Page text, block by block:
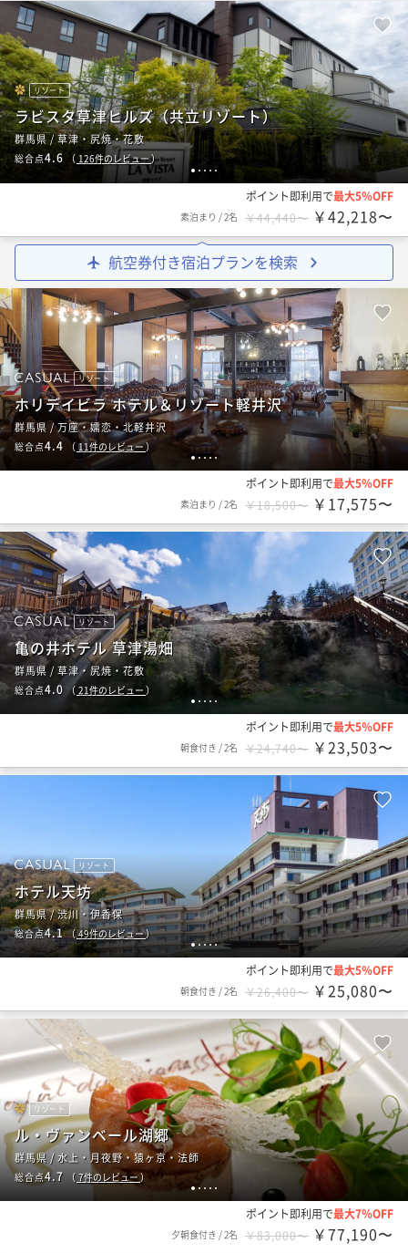
1 2 3 4 5
リゾート
ラビスタ草津ヒルズ（共立リゾート）
群馬県 / 草津・尻焼・花敷
総合点4.6 （ 126件のレビュー）
ポイント即利用で最大5％OFF
素泊まり /2名 ￥44,440〜 ￥42,218〜
航空券付き宿泊プランを検索
12 34 5
リゾート
ホリデイビラ ホテル＆リゾート軽井沢
群馬県 / 万座・嬬恋・北軽井沢
総合点4.4 （ 11件のレビュー）
ポイント即利用で最大5％OFF
素泊まり /2名 ￥18,500〜 ￥17,575〜
1 2 3 4 5
リゾート
亀の井ホテル 草津湯畑
群馬県 / 草津・尻焼・花敷
総合点4.0 （ 21件のレビュー ）
ポイント即利用で最大5％OFF
朝食付き /2名 ￥24,740〜 ￥23,503〜
12345
リゾート
ホテル天坊
群馬県 / 渋川・伊香保
総合点4.1（49件のレビュー）
ポイント即利用で最大5％OFF
朝食付き /2名 ￥26,400〜 ￥25,080〜
1 2 3 4 5
リゾート
ル・ヴァンベール湖郷
群馬県 / 水上・月夜野・猿ヶ京・法師
総合点4.7 （7件のレビュー）
ポイント即利用で最大7％OFF
夕朝食付き /2名 ￥83,000〜 ￥77,190〜